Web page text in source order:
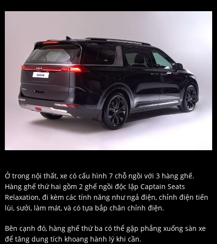
Ở trong nội thất, xe có cấu hình 7 chỗ ngồi với 3 hàng ghế.
Hàng ghế thứ hai gồm 2 ghế ngồi độc lập Captain Seats
Relaxation, đi kèm các tính năng như ngả điện, chỉnh điện tiến
lùi, sưởi, làm mát, và có tựa bắp chân chỉnh điện.
Bên cạnh đó, hàng ghế thứ ba có thể gập phẳng xuống sàn xe
để tăng dung tích khoang hành lý khi cần.